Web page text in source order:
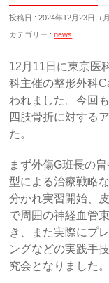
投稿日 : 2024年12月23日（
カテゴリー :news
12月11日に東京医
科主催の整形外科
われました。今回
四肢骨折に対する
た。
まず外傷G班長の
型による治療戦略
分かれ実習開始、
で周囲の神経血管
き、また実際にプ
ングなどの実践手
究会となりました。